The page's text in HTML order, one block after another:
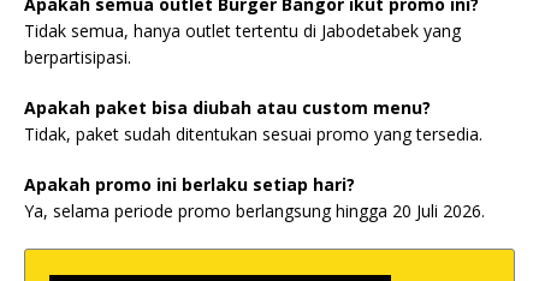
Tidak semua, hanya outlet tertentu di Jabodetabek yang
berpartisipasi.
Apakah paket bisa diubah atau custom menu?
Tidak, paket sudah ditentukan sesuai promo yang tersedia.
Apakah promo ini berlaku setiap hari?
Ya, selama periode promo berlangsung hingga 20 Juli 2026.